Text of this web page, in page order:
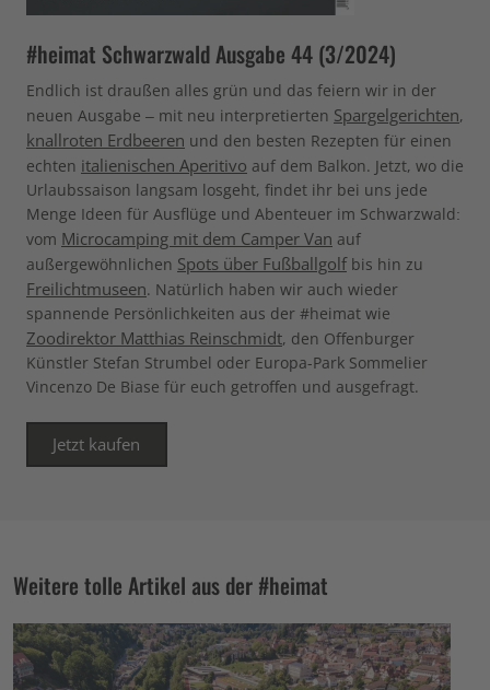
#heimat Schwarzwald Ausgabe 44 (3/2024)
Endlich ist draußen alles grün und das feiern wir in der
neuen Ausgabe – mit neu interpretierten Spargelgerichten,
knallroten Erdbeeren und den besten Rezepten für einen
echten italienischen Aperitivo auf dem Balkon. Jetzt, wo die
Urlaubssaison langsam losgeht, findet ihr bei uns jede
Menge Ideen für Ausflüge und Abenteuer im Schwarzwald:
vom Microcamping mit dem Camper Van auf
außergewöhnlichen Spots über Fußballgolfbis hin zu
Freilichtmuseen. Natürlich haben wir auch wieder
spannende Persönlichkeiten aus der #heimat wie
Zoodirektor Matthias Reinschmidt, den Offenburger
Künstler Stefan Strumbel oder Europa-Park Sommelier
Vincenzo De Biase für euch getroffen und ausgefragt.
Jetzt kaufen
Weitere tolle Artikel aus der #heimat